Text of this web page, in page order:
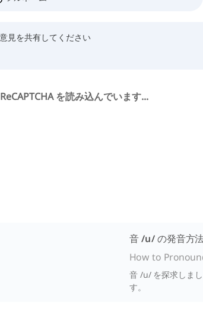
ReCAPTCHA を読み込んでいます...
音 /u/ の発音方
How to
音 /u/ を探求しま
す。